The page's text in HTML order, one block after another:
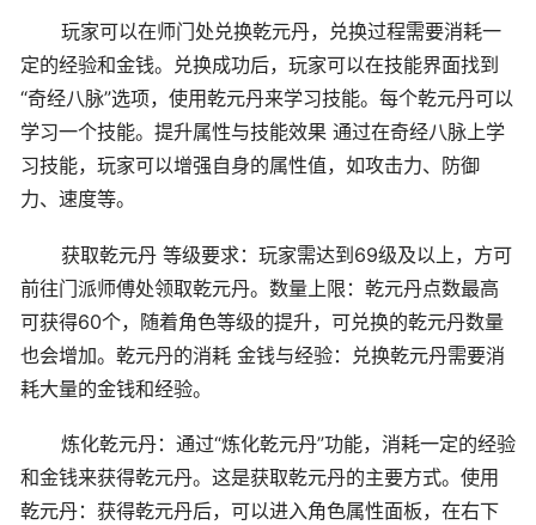
玩家可以在师门处兑换乾元丹，兑换过程需要消耗一
定的经验和金钱。兑换成功后，玩家可以在技能界面找到
“奇经八脉”选项，使用乾元丹来学习技能。每个乾元丹可以
学习一个技能。提升属性与技能效果 通过在奇经八脉上学
习技能，玩家可以增强自身的属性值，如攻击力、防御
力、速度等。
获取乾元丹 等级要求：玩家需达到69级及以上，方可
前往门派师傅处领取乾元丹。数量上限：乾元丹点数最高
可获得60个，随着角色等级的提升，可兑换的乾元丹数量
也会增加。乾元丹的消耗 金钱与经验：兑换乾元丹需要消
耗大量的金钱和经验。
炼化乾元丹：通过“炼化乾元丹”功能，消耗一定的经验
和金钱来获得乾元丹。这是获取乾元丹的主要方式。使用
乾元丹：获得乾元丹后，可以进入角色属性面板，在右下